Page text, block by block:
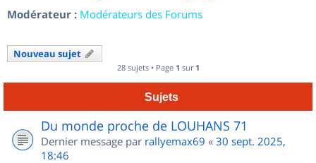
Modérateur : Modérateurs des Forums
Nouveau sujet
28 sujets • Page 1 sur 1
Sujets
Du monde proche de LOUHANS 71
Dernier message par rallyemax69 « 30 sept. 2025,
18:46